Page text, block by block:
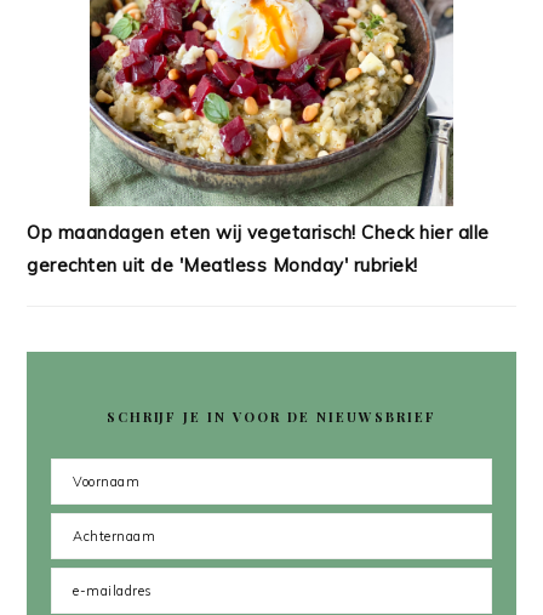
Op maandagen eten wij vegetarisch! Check hier alle
gerechten uit de 'Meatless Monday' rubriek!
SCHRIJF JE IN VOOR DE NIEUWSBRIEF